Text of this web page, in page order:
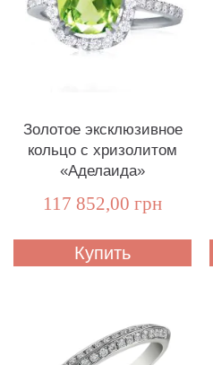
Золотое эксклюзивное
кольцо с хризолитом
«Аделаида»
117 852,00 грн
Купить